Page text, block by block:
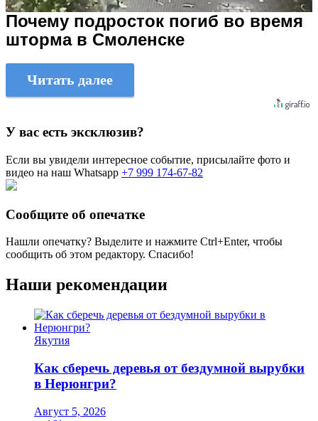
Почему подросток погиб во время
шторма в Смоленске
Читать далее
У вас есть эксклюзив?
Если вы увидели интересное событие, присылайте фото и
видео на наш Whatsapp +7 999 174-67-82
Сообщите об опечатке
Нашли опечатку? Выделите и нажмите Ctrl+Enter, чтобы
сообщить об этом редактору. Спасибо!
Наши рекомендации
Якутия
Как сберечь деревья от бездумной вырубки
в Нерюнгри?
Август 5, 2026